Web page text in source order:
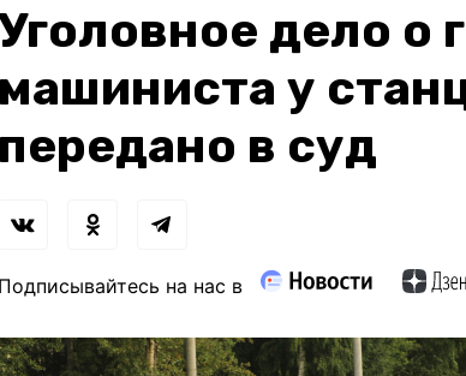
дело о
машиниста у
передано в суд
Подписывайтесь на нас в